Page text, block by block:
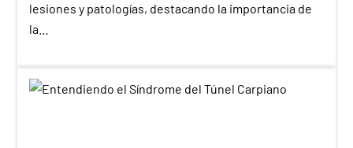
lesiones y patologías, destacando la importancia de
la…